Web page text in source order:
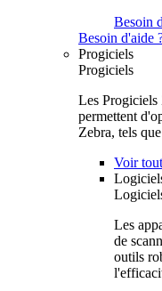
Besoin
Besoin d'aide
Progiciels
Progiciels
Les Progiciels
permettent
Zebra, tels
Voir
Les
de
outils